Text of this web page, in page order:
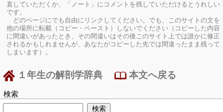
直していただくか、「ノート」にコメントを残していただけるとうれしい
です。
どのページにでも自由にリンクしてください。でも、このサイトの文を
他の場所に転載（コピー・ペースト）しないでください（コピーした内容
に間違いがあったとき、その間違いはその後このサイト上では誰かに修正
されるかもしれませんが、あなたがコピーした先では間違ったまま残って
しまいます）。
１年生の解剖学辞典 本文へ戻る
検索